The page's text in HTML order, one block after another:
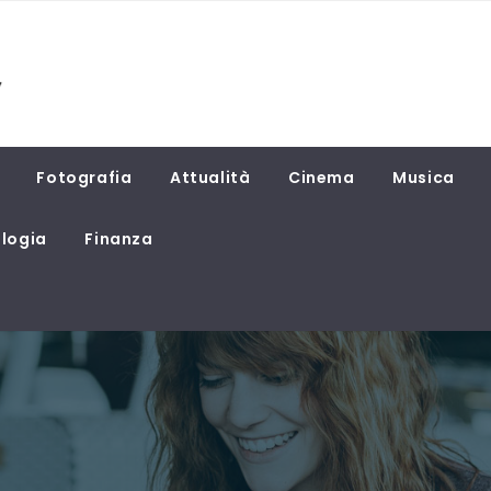
Fotografia Attualità Cinema Musica
Finanza